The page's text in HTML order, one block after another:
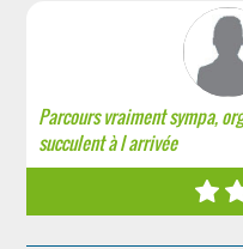
Parcours vraiment sympa,
succulent à l arrivée